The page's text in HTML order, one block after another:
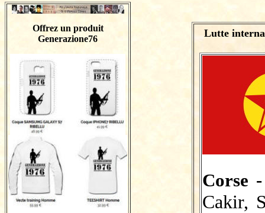
Offrez un produit
Generazione76
Lutte
Corse
Cakir,